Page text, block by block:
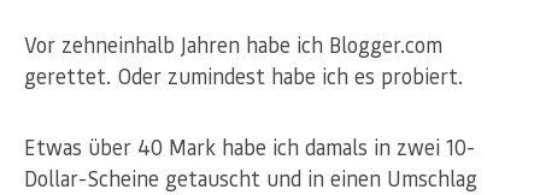
Vor zehneinhalb Jahren habe ich Blogger.com
gerettet. Oder zumindest habe ich es probiert.
Etwas über 40 Mark habe ich damals in zwei 10-
Dollar-Scheine getauscht und in einen Umschlag